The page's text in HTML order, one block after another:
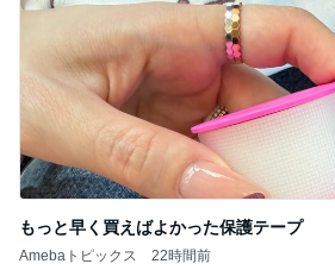
もっと早く買えばよかった保護テープ
Amebaトピックス 22時間前